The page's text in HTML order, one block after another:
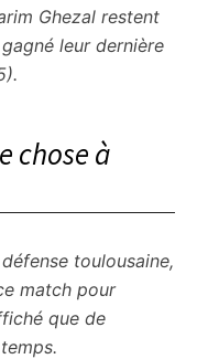
Ghezal restent
leur dernière
chose à
toulousaine,
match pour
que de